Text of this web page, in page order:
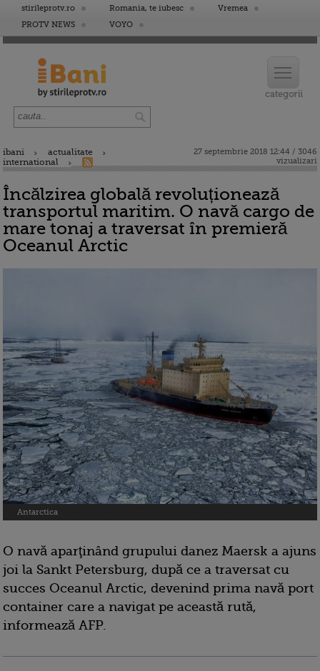
stirileprotv.ro Romania, te iubesc
Vremea
PROTV NEWS
VOYO
ibani
actualitate
international
27 septembrie 2018 12:44 / 3046
vizualizari
Încălzirea globală revoluționează
transportul maritim. O navă cargo de
mare tonaj a traversat în premieră
Oceanul Arctic
Antarctica
O navă aparţinând grupului danez Maersk a ajuns
joi la Sankt Petersburg, după ce a traversat cu
succes Oceanul Arctic, devenind prima navă port
container care a navigat pe această rută,
informează AFP.